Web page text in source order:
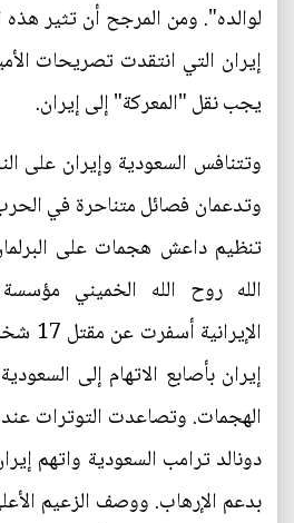
لوالده". ومن المرجح أن تثير
إيران التي انتقدت تصريحات
يجب نقل "المعركة" إلى إيران.
وتتنافس السعودية وإيران على
وتدعمان فصائل متناحرة في
تنظيم داعش هجمات على
الله روح الله الخميني مؤسسة
إيران بأصابع الاتهام إلى
الهجمات. وتصاعدت التوترات
دونالد ترامب السعودية واتهم
بدعم الإرهاب. ووصف الزعيم